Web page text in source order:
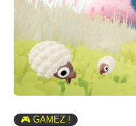
🎮 GAMEZ !